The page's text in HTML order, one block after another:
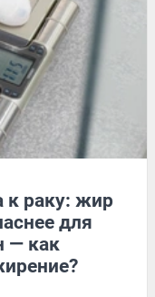
к раку: жир
для
— как